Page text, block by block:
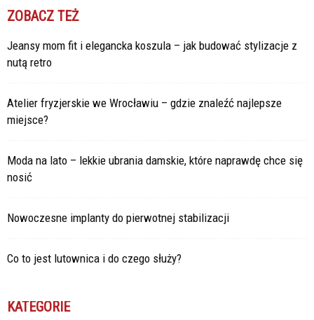
ZOBACZ TEŻ
Jeansy mom fit i elegancka koszula – jak budować stylizacje z
nutą retro
Atelier fryzjerskie we Wrocławiu – gdzie znaleźć najlepsze
miejsce?
Moda na lato – lekkie ubrania damskie, które naprawdę chce się
nosić
Nowoczesne implanty do pierwotnej stabilizacji
Co to jest lutownica i do czego służy?
KATEGORIE